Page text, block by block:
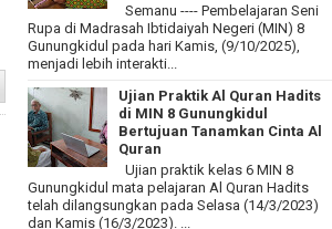
Semanu ---- Pembelajaran Seni
Rupa di Madrasah Ibtidaiyah Negeri (MIN) 8
Gunungkidul pada hari Kamis, (9/10/2025),
menjadi lebih interakti...
Ujian Praktik Al Quran Hadits
di MIN 8 Gunungkidul
Bertujuan Tanamkan Cinta Al
Quran
Ujian praktik kelas 6 MIN 8
Gunungkidul mata pelajaran Al Quran Hadits
telah dilangsungkan pada Selasa (14/3/2023)
dan Kamis (16/3/2023). ...